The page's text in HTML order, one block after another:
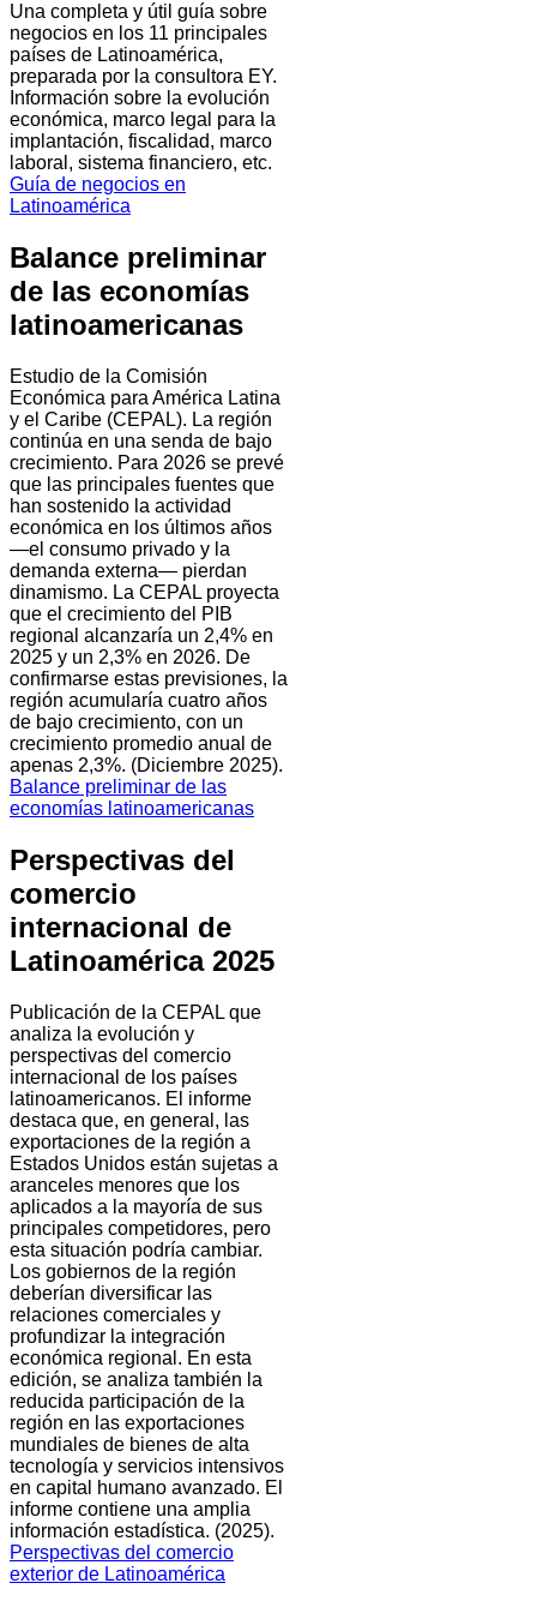
Una completa y útil guía sobre
negocios en los 11 principales
países de Latinoamérica,
preparada por la consultora EY.
Información sobre la evolución
económica, marco legal para la
implantación, fiscalidad, marco
laboral, sistema financiero, etc.
Guía de negocios en
Latinoamérica
Balance preliminar
de las economías
latinoamericanas
Estudio de la Comisión
Económica para América Latina
y el Caribe (CEPAL). La región
continúa en una senda de bajo
crecimiento. Para 2026 se prevé
que las principales fuentes que
han sostenido la actividad
económica en los últimos años
—el consumo privado y la
demanda externa— pierdan
dinamismo. La CEPAL proyecta
que el crecimiento del PIB
regional alcanzaría un 2,4% en
2025 y un 2,3% en 2026. De
confirmarse estas previsiones, la
región acumularía cuatro años
de bajo crecimiento, con un
crecimiento promedio anual de
apenas 2,3%. (Diciembre 2025).
Balance preliminar de las
economías latinoamericanas
Perspectivas del
comercio
internacional de
Latinoamérica 2025
Publicación de la CEPAL que
analiza la evolución y
perspectivas del comercio
internacional de los países
latinoamericanos. El informe
destaca que, en general, las
exportaciones de la región a
Estados Unidos están sujetas a
aranceles menores que los
aplicados a la mayoría de sus
principales competidores, pero
esta situación podría cambiar.
Los gobiernos de la región
deberían diversificar las
relaciones comerciales y
profundizar la integración
económica regional. En esta
edición, se analiza también la
reducida participación de la
región en las exportaciones
mundiales de bienes de alta
tecnología y servicios intensivos
en capital humano avanzado. El
informe contiene una amplia
información estadística. (2025).
Perspectivas del comercio
exterior de Latinoamérica